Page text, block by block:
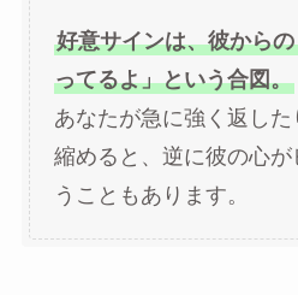
好意サインは、彼から
ってるよ」という合図。
あなたが急に強く返し
縮めると、逆に彼の心が
うこともあります。